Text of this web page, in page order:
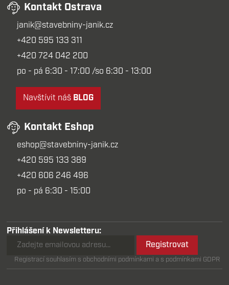
Kontakt Ostrava
janik@stavebniny-janik.cz
+420 595 133 311
+420 724 042 200
po - pá 6:30 - 17:00 /so 6:30 - 13:00
Navštívit náš BLOG
Kontakt Eshop
eshop@stavebniny-janik.cz
+420 595 133 389
+420 606 246 496
po - pá 6:30 - 15:00
Přihlášení k Newsletteru:
Registrovat
Registrací souhlasím s obchodními podmínkami a s podmínkami GDPR